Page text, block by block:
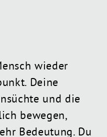
wieder
Deine
und die
bewegen,
Bedeutung. Du